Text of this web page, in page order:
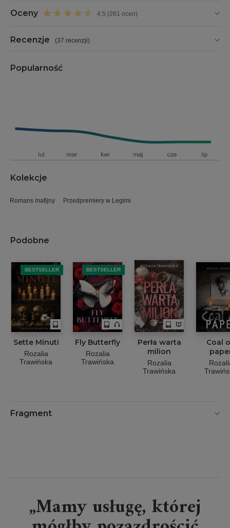
Oceny 4,5 (261 ocen)
Recenzje (37 recenzji)
Popularność
Kolekcje
Romans mafijny Przedpremiery w Legimi
Podobne
BESTSELLER
Sette Minuti
Rozalia
Trawińska
BESTSELLER
Fly Butterfly
Rozalia
Trawińska
Perła warta
milion
Rozalia
Trawińska
Coal
Fragment
„Mamy usługę, której